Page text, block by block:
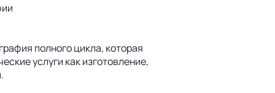
полного цикла, которая
услуги как изготовление,